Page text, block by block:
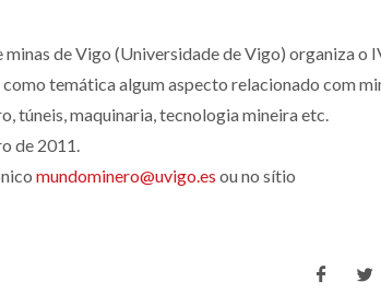
minas de Vigo (Universidade de Vigo) organiza o
temática algum aspecto relacionado com
túneis, maquinaria, tecnologia mineira etc.
de 2011.
mundominero@uvigo.es ou no sítio